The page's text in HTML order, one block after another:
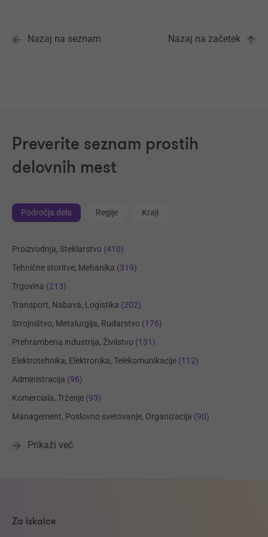
Nazaj na seznam Nazaj na začetek
Preverite seznam prostih
delovnih mest
Področja dela Regije Kraji
Proizvodnja, Steklarstvo (410)
Tehnične storitve, Mehanika (319)
Trgovina (213)
Transport, Nabava, Logistika (202)
Strojništvo, Metalurgija, Rudarstvo (176)
Prehrambena industrija, Živilstvo (131)
Elektrotehnika, Elektronika, Telekomunikacije (112)
Administracija (96)
Komerciala, Trženje (93)
Management, Poslovno svetovanje, Organizacija (90)
Prikaži več
Za iskalce